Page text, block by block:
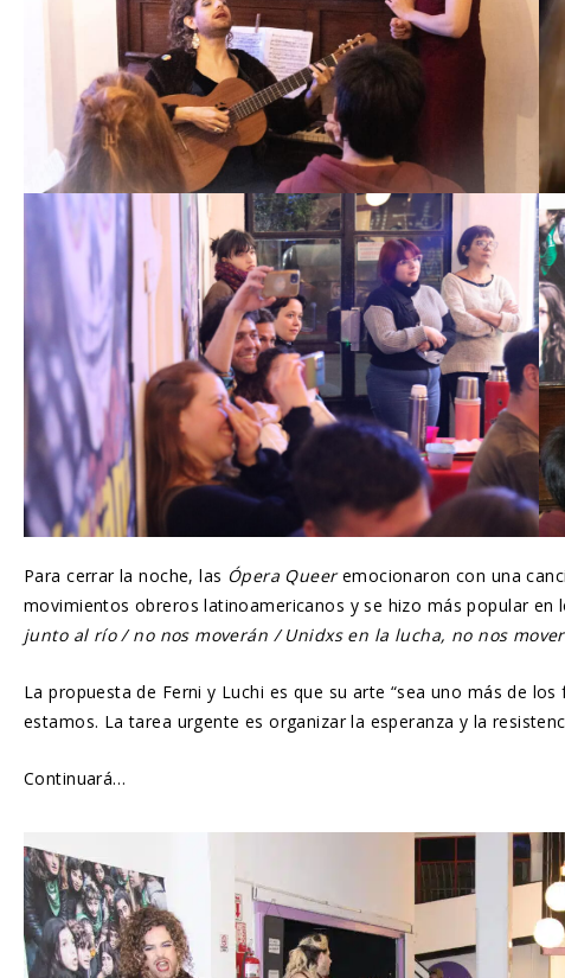
Para cerrar la noche, las Ópera Queeremocionaron con una
movimientos obreros latinoamericanos y se hizo más popular en
junto al río / no nos moverán / Unidxs en la lucha, no nos
La propuesta de Ferni y Luchi es que su arte “sea uno más de
estamos. La tarea urgente es organizar la esperanza y la
Continuará…